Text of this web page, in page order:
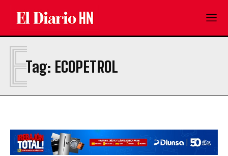
Tag: ECOPETROL
E